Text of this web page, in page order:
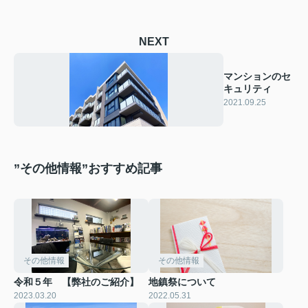
NEXT
マンションのセ
キュリティ
2021.09.25
”その他情報”おすすめ記事
その他情報
令和５年 【弊社のご紹介】
2023.03.20
その他情報
地鎮祭について
2022.05.31